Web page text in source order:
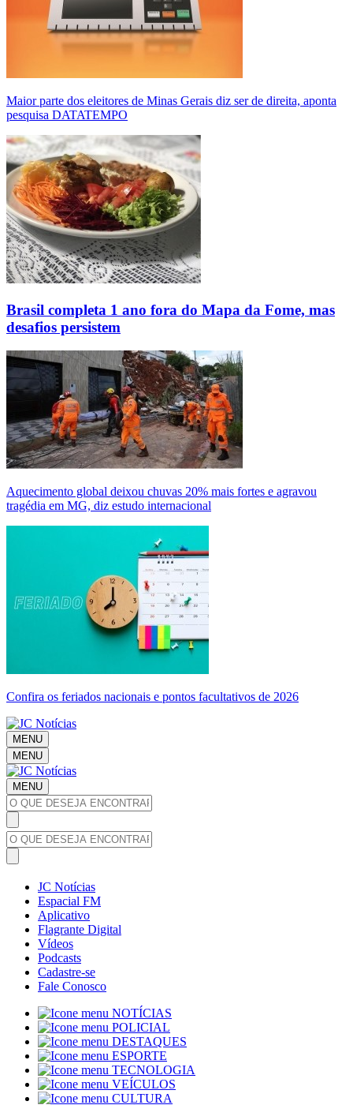
Maior parte dos eleitores de Minas Gerais diz ser de direita, aponta
pesquisa DATATEMPO
Brasil completa 1 ano fora do Mapa da Fome, mas
desafios persistem
Aquecimento global deixou chuvas 20% mais fortes e agravou
tragédia em MG, diz estudo internacional
Confira os feriados nacionais e pontos facultativos de 2026
MENU
MENU
MENU
JC Notícias
Espacial FM
Aplicativo
Flagrante Digital
Vídeos
Podcasts
Cadastre-se
Fale Conosco
NOTÍCIAS
POLICIAL
DESTAQUES
ESPORTE
TECNOLOGIA
VEÍCULOS
CULTURA